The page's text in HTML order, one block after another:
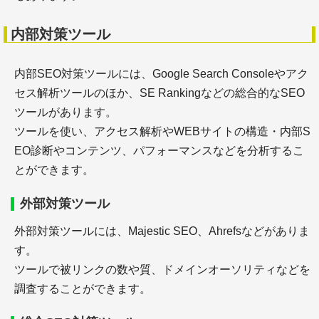
サーチエンジン
＋google検索品質評価ガイドライン【2023年11月
日本語訳】
＋google検索品質評価ガイドライン【2025年9月 日
本語訳】（６）NeedsMet評価ガイドライン
＋google検索品質評価ガイドライン【2025年9月 日
内部対策ツール
内部SEO対策ツールには、Google Search Consoleやアク
セス解析ツールのほか、SE Rankingなどの総合的なSEO
ツールがあります。
ツールを使い、アクセス解析やWEBサイトの構造・内部S
EO診断やコンテンツ、パフォーマンスなどを分析するこ
とができます。
外部対策ツール
外部対策ツールには、Majestic SEO、Ahrefsなどがありま
す。
ツールで被リンクの数や質、ドメインオーソリティなどを
調査することができます。